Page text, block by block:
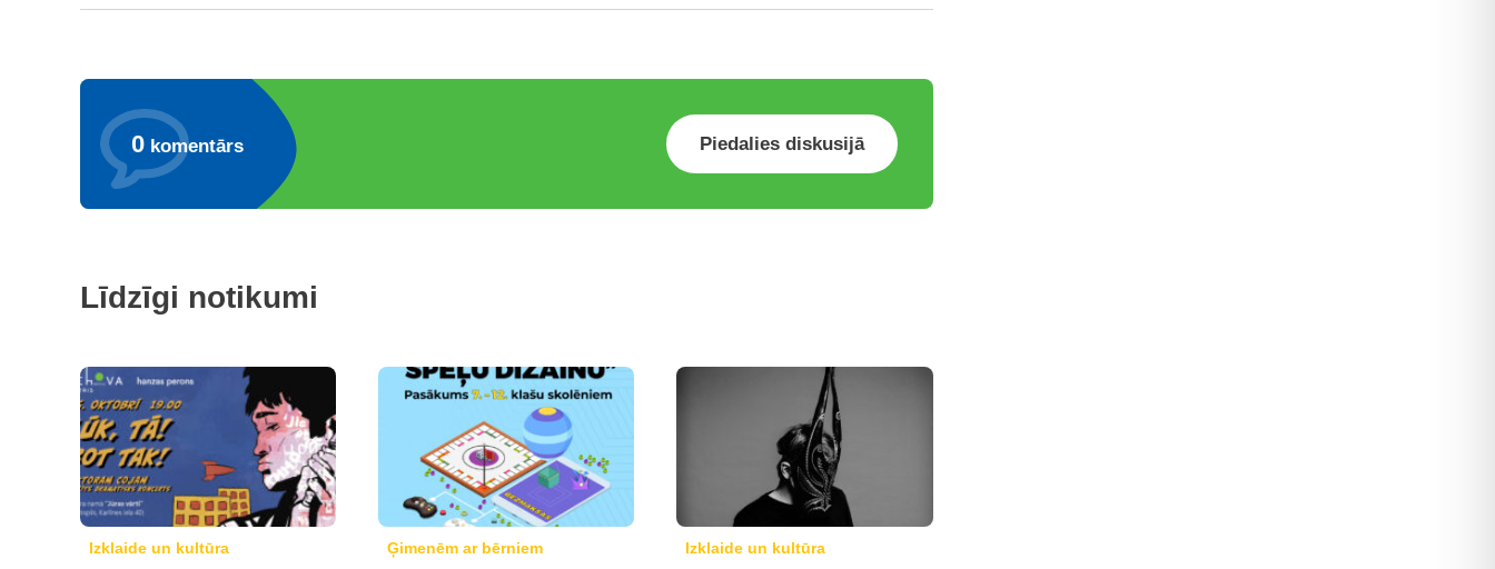
0 komentārs Piedalies diskusijā
Līdzīgi notikumi
Izklaide un kultūra Ģimenēm ar bērniem Izklaide un kultūra